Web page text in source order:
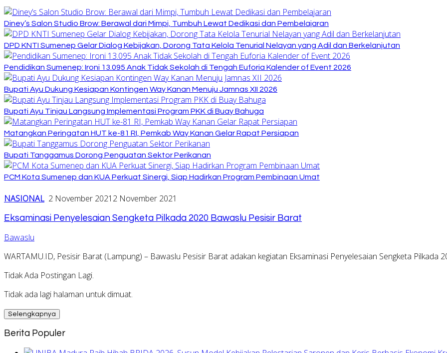
Diney’s Salon Studio Brow: Berawal dari Mimpi, Tumbuh Lewat Dedikasi dan Pembelajaran
DPD KNTI Sumenep Gelar Dialog Kebijakan, Dorong Tata Kelola Tenurial Nelayan yang Adil dan Berkelanjutan
Pendidikan Sumenep: Ironi 13.095 Anak Tidak Sekolah di Tengah Euforia Kalender of Event 2026
Bupati Ayu Dukung Kesiapan Kontingen Way Kanan Menuju Jamnas XII 2026
Bupati Ayu Tinjau Langsung Implementasi Program PKK di Buay Bahuga
Matangkan Peringatan HUT ke-81 RI, Pemkab Way Kanan Gelar Rapat Persiapan
Bupati Tanggamus Dorong Penguatan Sektor Perikanan
PCM Kota Sumenep dan KUA Perkuat Sinergi, Siap Hadirkan Program Pembinaan Umat
NASIONAL 2 November 2021 2 November 2021
Eksaminasi Penyelesaian Sengketa Pilkada 2020 Bawaslu Pesisir Barat
Bawaslu
WARTAMU.ID, Pesisir Barat (Lampung) – Bawaslu Pesisir Barat adakan kegiatan Eksaminasi Penyelesaian Sengketa Pilkada
Tidak Ada Postingan Lagi.
Tidak ada lagi halaman untuk dimuat.
Selengkapnya
Berita Populer